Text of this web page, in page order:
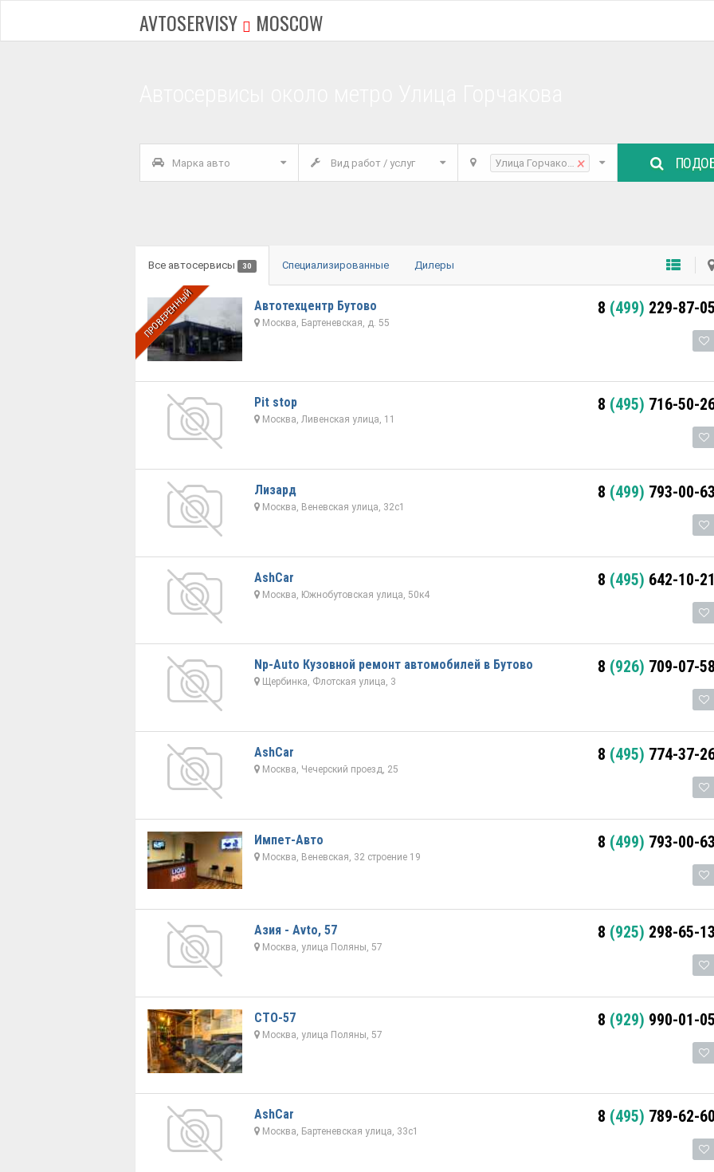
AVTOSERVISY MOSCOW
Марка авто Вид работ / услуг Улица Горчакова×
Все автосервисы 30 Специализированные Дилеры
ПРОВЕРЕННЫЙ Автотехцентр Бутово
Москва, Бартеневская, д. 55
8 (499) 229-87-05
Pit stop
Москва, Ливенская улица, 11
8 (495) 716-50-
Лизард
Москва, Веневская улица, 32с1
8 (499) 793-00-63
AshCar
Москва, Южнобутовская улица, 50к4
8 (495) 642-10-21
Np-Auto Кузовной ремонт автомобилей в Бутово
Щербинка, Флотская улица, 3
8 (926) 709-07-58
AshCar
Москва, Чечерский проезд, 25
8 (495) 774-37-
Импет-Авто
Москва, Веневская, 32 строение 19
8 (499) 793-00-63
Азия - Avto, 57
Москва, улица Поляны, 57
8 (925) 298-65-13
СТО-57
Москва, улица Поляны, 57
8 (929) 990-01-05
AshCar
Москва, Бартеневская улица, 33с1
8 (495) 789-62-60